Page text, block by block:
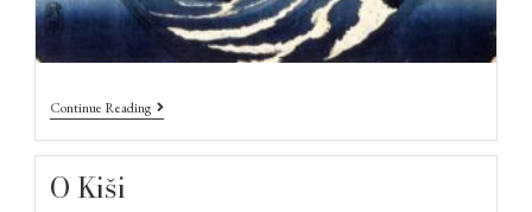
Continue Reading
O Kiši